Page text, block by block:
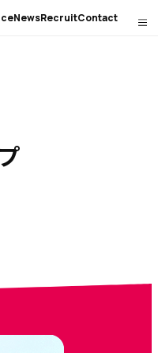
NewsRecruitContact